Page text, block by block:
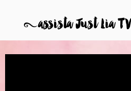
8assista Just Lia